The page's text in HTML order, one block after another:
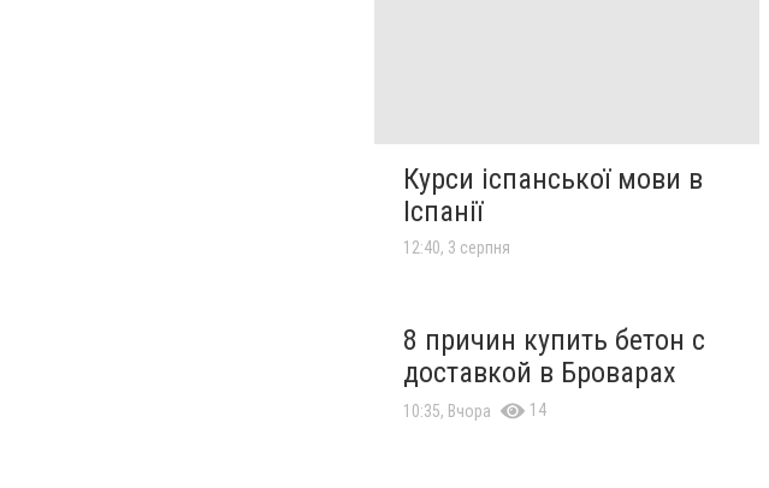
Курси іспанської мови в
Іспанії
12:40, 3 серпня
8 причин купить бетон с
доставкой в Броварах
10:35, Вчора 14